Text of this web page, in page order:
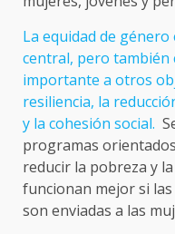
La equidad de
central, pero también
importante a otros
resiliencia, la
y la cohesión social.
programas
reducir la pobreza y
funcionan mejor si
son enviadas a las